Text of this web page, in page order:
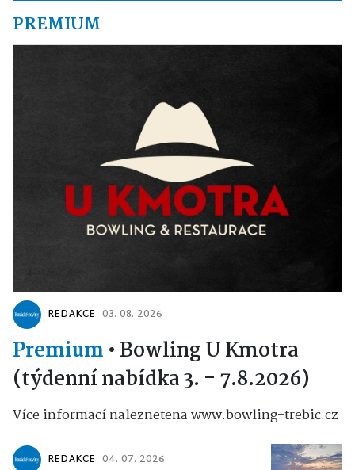
PREMIUM
REDAKCE 03. 08. 2026
Premium • Bowling U Kmotra
(týdenní nabídka 3. - 7.8.2026)
Více informací naleznetena www.bowling-trebic.cz
REDAKCE 04. 07. 2026